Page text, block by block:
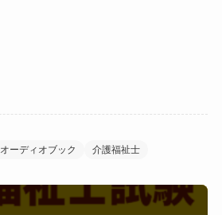
オーディオブック 介護福祉士